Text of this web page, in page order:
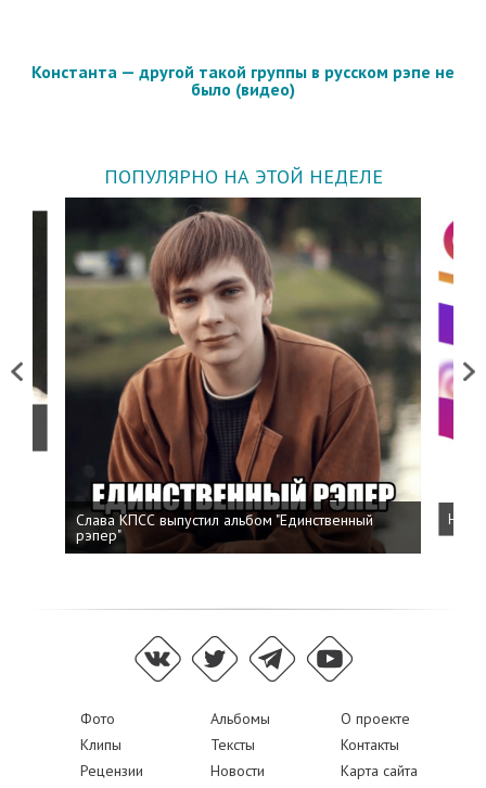
Константа — другой такой группы в русском рэпе не
было (видео)
ПОПУЛЯРНО НА ЭТОЙ НЕДЕЛЕ
Previous
Слава КПСС выпустил альбом "Единственный
рэпер"
Next
Фото Альбомы
О проекте
Клипы
Тексты
Контакты
Рецензии
Новости Карта сайта